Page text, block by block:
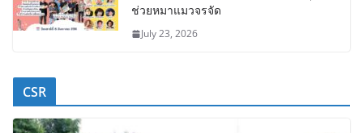
ช่วยหมาแมวจรจัด
July 23, 2026
CSR